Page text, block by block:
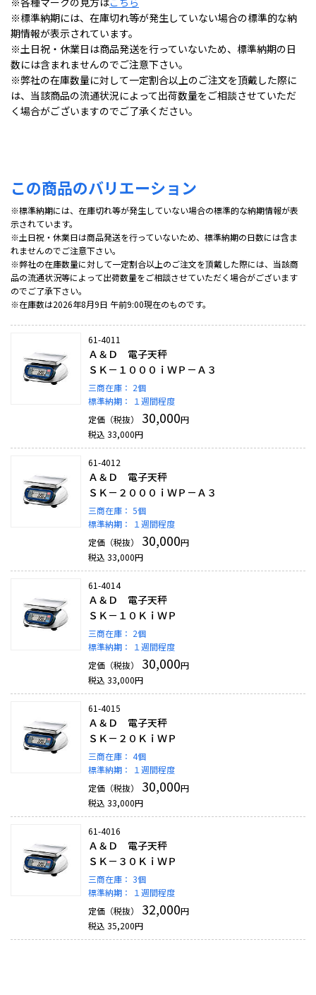
※標準納期には、在庫切れ等が発生していない場合の標準的な納
期情報が表示されています。
※土日祝・休業日は商品発送を行っていないため、標準納期の日
数には含まれませんのでご注意下さい。
※弊社の在庫数量に対して一定割合以上のご注文を頂戴した際に
は、当該商品の流通状況によって出荷数量をご相談させていただ
く場合がございますのでご了承ください。
この商品のバリエーション
※標準納期には、在庫切れ等が発生していない場合の標準的な納期情報が表
示されています。
※土日祝・休業日は商品発送を行っていないため、標準納期の日数には含ま
れませんのでご注意下さい。
※弊社の在庫数量に対して一定割合以上のご注文を頂戴した際には、当該商
品の流通状況等によって出荷数量をご相談させていただく場合がございます
のでご了承下さい。
※在庫数は2026年8月9日 午前9:00現在のものです。
61-4011
Ａ＆Ｄ 電子天秤
ＳＫ－１０００ｉＷＰ－Ａ３
三商在庫： 2個
標準納期：
１週間程度
定価（税抜）
30,000円
税込 33,000円
61-4012
Ａ＆Ｄ 電子天秤
ＳＫ－２０００ｉＷＰ－Ａ３
三商在庫： 5個
標準納期：
１週間程度
定価（税抜）
30,000円
税込 33,000円
61-4014
Ａ＆Ｄ 電子天秤
ＳＫ－１０ＫｉＷＰ
三商在庫： 2個
標準納期：
１週間程度
定価（税抜）
30,000円
税込 33,000円
61-4015
Ａ＆Ｄ 電子天秤
ＳＫ－２０ＫｉＷＰ
三商在庫： 4個
標準納期：
１週間程度
定価（税抜）
30,000円
税込 33,000円
61-4016
Ａ＆Ｄ 電子天秤
ＳＫ－３０ＫｉＷＰ
三商在庫： 3個
標準納期：
１週間程度
定価（税抜）
32,000円
税込 35,200円